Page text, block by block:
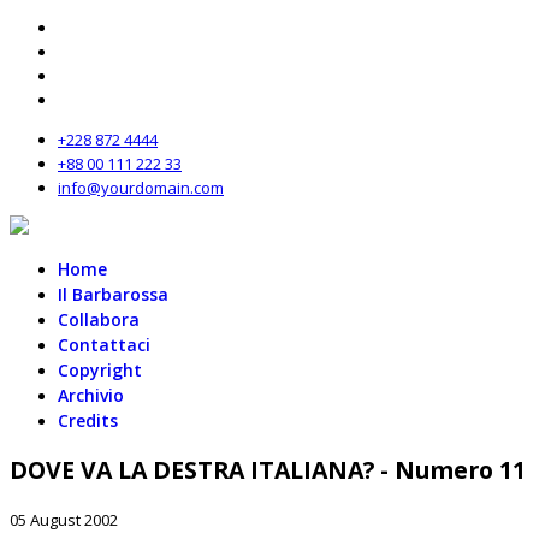
+228 872 4444
+88 00 111 222 33
info@yourdomain.com
Home
Il Barbarossa
Collabora
Contattaci
Copyright
Archivio
Credits
DOVE VA LA DESTRA ITALIANA? - Numero 11
05 August 2002